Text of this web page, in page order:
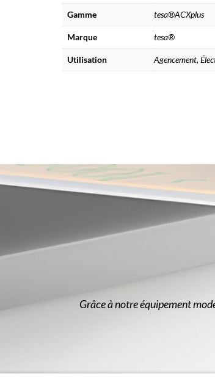
Gamme tesa®ACXplus
Marque tesa®
Utilisation Agencement,
Grâce à notre équipement